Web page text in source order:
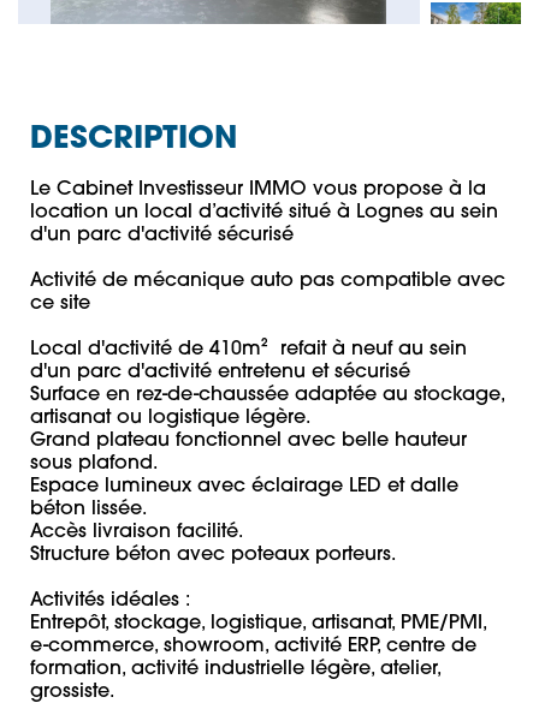
DESCRIPTION
Le Cabinet Investisseur IMMO vous propose à la
location un local d’activité situé à Lognes au sein
d'un parc d'activité sécurisé
Activité de mécanique auto pas compatible avec
ce site
Local d'activité de 410m²  refait à neuf au sein
d'un parc d'activité entretenu et sécurisé
Surface en rez-de-chaussée adaptée au stockage,
artisanat ou logistique légère.
Grand plateau fonctionnel avec belle hauteur
sous plafond.
Espace lumineux avec éclairage LED et dalle
béton lissée.
Accès livraison facilité.
Structure béton avec poteaux porteurs.
Activités idéales :
Entrepôt, stockage, logistique, artisanat, PME/PMI,
e-commerce, showroom, activité ERP, centre de
formation, activité industrielle légère, atelier,
grossiste.